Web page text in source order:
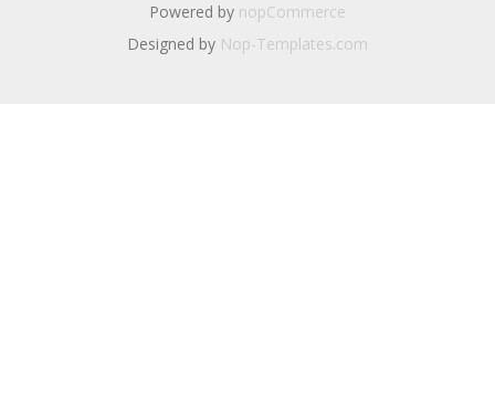
Powered by nopCommerce
Designed by Nop-Templates.com